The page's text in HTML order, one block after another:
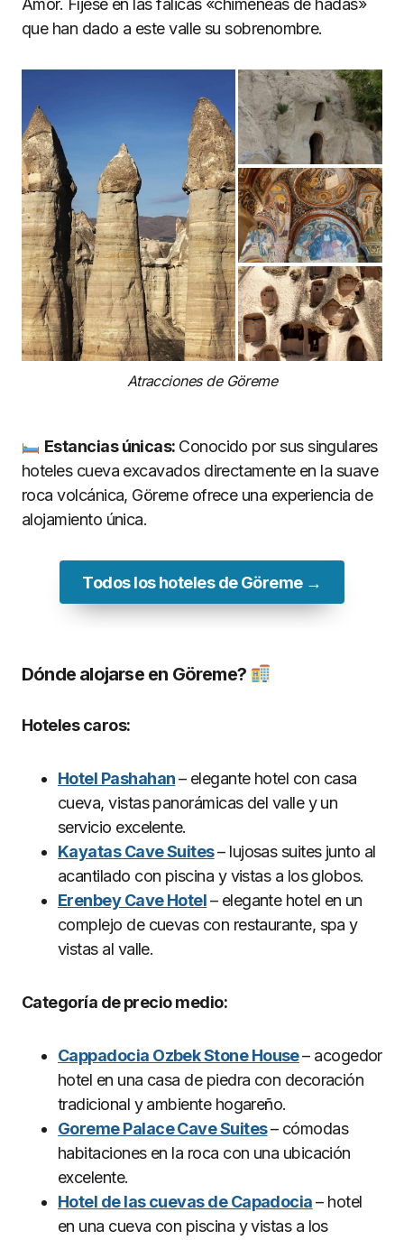
Amor. Fíjese en las fálicas «chimeneas de hadas»
que han dado a este valle su sobrenombre.
Atracciones de Göreme
Estancias únicas: Conocido por sus singulares
hoteles cueva excavados directamente en la suave
roca volcánica, Göreme ofrece una experiencia de
alojamiento única.
Todos los hoteles de Göreme →
Dónde alojarse en Göreme?
Hoteles caros:
Hotel Pashahan– elegante hotel con casa
cueva, vistas panorámicas del valle y un
servicio excelente.
Kayatas Cave Suites– lujosas suites junto al
acantilado con piscina y vistas a los globos.
Erenbey Cave Hotel– elegante hotel en un
complejo de cuevas con restaurante, spa y
vistas al valle.
Categoría de precio medio:
Cappadocia Ozbek Stone House– acogedor
hotel en una casa de piedra con decoración
tradicional y ambiente hogareño.
Goreme Palace Cave Suites– cómodas
habitaciones en la roca con una ubicación
excelente.
Hotel de las cuevas de Capadocia – hotel
en una cueva con piscina y vistas a los